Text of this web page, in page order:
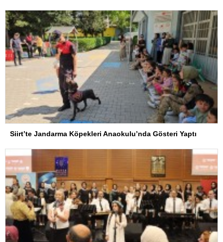
Siirt’te Jandarma Köpekleri Anaokulu’nda Gösteri Yaptı